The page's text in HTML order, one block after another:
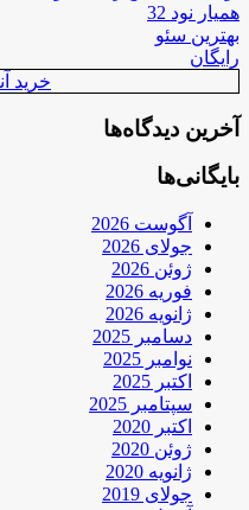
همیار نود 32
بهترین سئو
رایگان
خرید
آخرین دیدگاه‌ها
بایگانی‌ها
آگوست 2026
جولای 2026
ژوئن 2026
فوریه 2026
ژانویه 2026
دسامبر 2025
نوامبر 2025
اکتبر 2025
سپتامبر 2025
اکتبر 2020
ژوئن 2020
ژانویه 2020
جولای 2019